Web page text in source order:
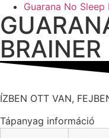
Guarana No Sleep
BRAINER
ÍZBEN OTT VAN,
Tápanyag információ